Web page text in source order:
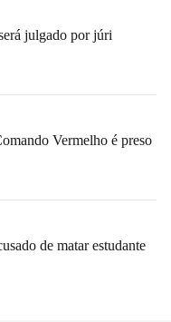
julgado por júri
Vermelho é preso
de matar estudante